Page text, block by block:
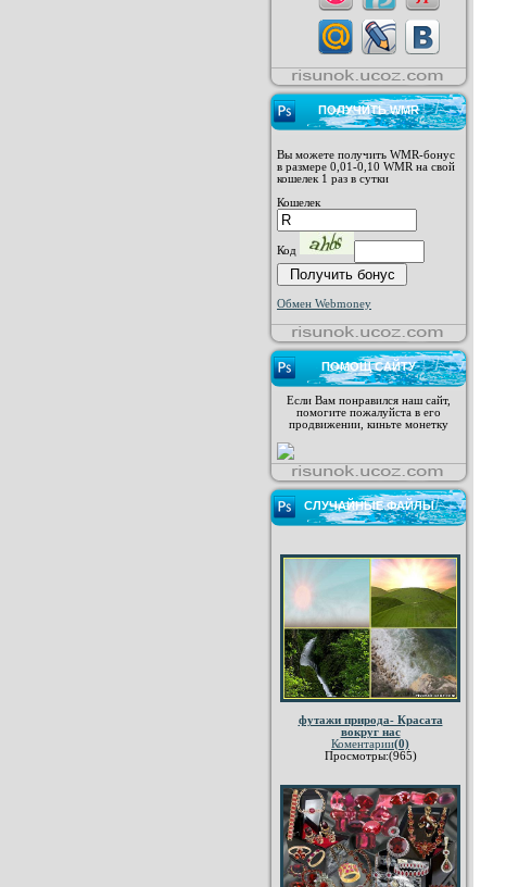
ПОЛУЧИТЬ WMR
Вы можете получить WMR-бонус
в размере 0,01-0,10 WMR на свой
кошелек 1 раз в сутки
Кошелек
Код
Обмен Webmoney
ПОМОЩ САЙТУ
Если Вам понравился наш сайт,
помогите пожалуйста в его
продвижении, киньте монетку
СЛУЧАЙНЫЕ ФАЙЛЫ
футажи природа- Красата
вокруг нас
Коментарии(0)
Просмотры:(965)